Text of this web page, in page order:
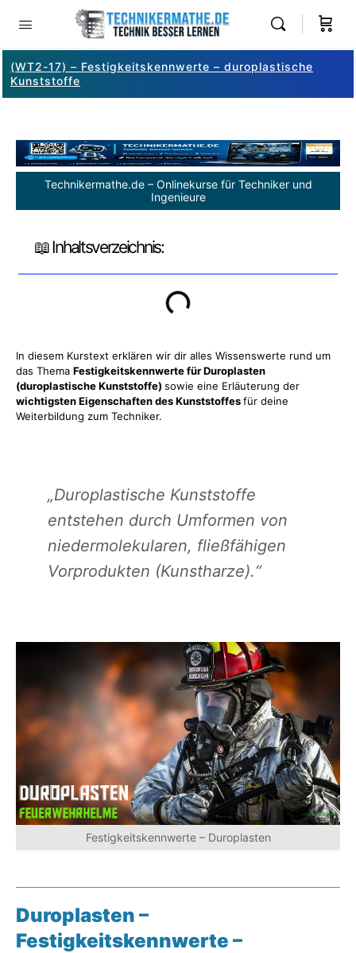
(WT2-17) – Festigkeitskennwerte – duroplastische
Kunststoffe
Technikermathe.de – Onlinekurse für Techniker und
Ingenieure
📖 Inhaltsverzeichnis:
In diesem Kurstext erklären wir dir alles Wissenswerte rund um
das Thema Festigkeitskennwerte für Duroplasten
(duroplastische Kunststoffe) sowie eine Erläuterung der
wichtigsten Eigenschaften des Kunststoffesfür deine
Weiterbildung zum Techniker.
„Duroplastische Kunststoffe
entstehen durch Umformen von
niedermolekularen, fließfähigen
Vorprodukten (Kunstharze).“
Festigkeitskennwerte – Duroplasten
Duroplasten –
Festigkeitskennwerte –